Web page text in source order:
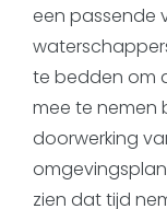
een passende
te bedden om
mee te nemen
doorwerking
zien dat tijd